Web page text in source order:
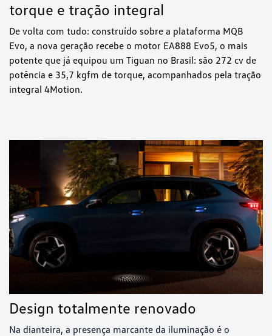
torque e tração integral
De volta com tudo: construído sobre a plataforma MQB
Evo, a nova geração recebe o motor EA888 Evo5, o mais
potente que já equipou um Tiguan no Brasil: são 272 cv de
potência e 35,7 kgfm de torque, acompanhados pela tração
integral 4Motion.
Design totalmente renovado
Na dianteira, a presença marcante da iluminação é o